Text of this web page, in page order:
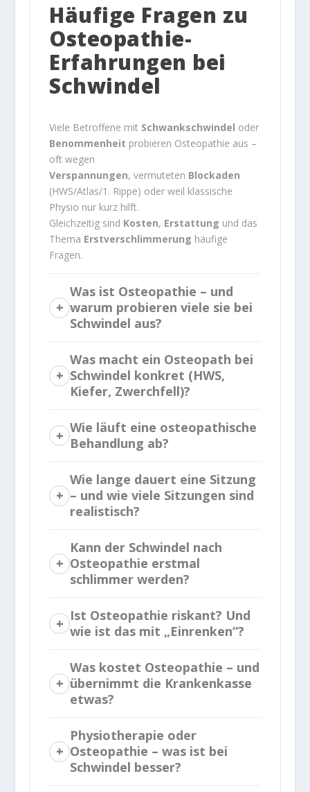
Häufige Fragen zu
Osteopathie-
Erfahrungen bei
Schwindel
Viele Betroffene mit Schwankschwindel oder
Benommenheit probieren Osteopathie aus –
oft wegen
Verspannungen, vermuteten Blockaden
(HWS/Atlas/1. Rippe) oder weil klassische
Physio nur kurz hilft.
Gleichzeitig sind Kosten, Erstattung und das
Thema Erstverschlimmerung häufige
Fragen.
Was ist Osteopathie – und
warum probieren viele sie bei
Schwindel aus?
Was macht ein Osteopath bei
Schwindel konkret (HWS,
Kiefer, Zwerchfell)?
Wie läuft eine osteopathische
Behandlung ab?
Wie lange dauert eine Sitzung
– und wie viele Sitzungen sind
realistisch?
Kann der Schwindel nach
Osteopathie erstmal
schlimmer werden?
Ist Osteopathie riskant? Und
wie ist das mit „Einrenken“?
Was kostet Osteopathie – und
übernimmt die Krankenkasse
etwas?
Physiotherapie oder
Osteopathie – was ist bei
Schwindel besser?